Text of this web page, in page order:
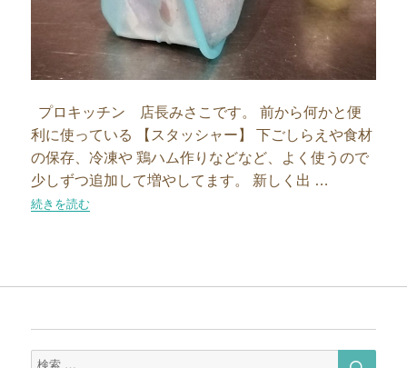
プロキッチン 店長みさこです。 前から何かと便
利に使っている 【スタッシャー】 下ごしらえや食材
の保存、冷凍や 鶏ハム作りなどなど、よく使うので
少しずつ追加して増やしてます。 新しく出 …
“マチつきで立てられる保存袋が便利！”の
続きを読む
検